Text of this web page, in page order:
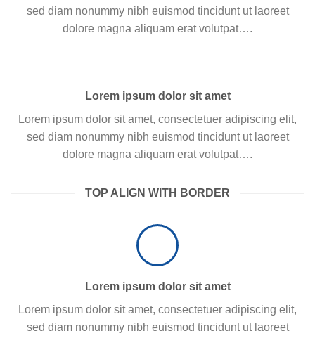
sed diam nonummy nibh euismod tincidunt ut laoreet
dolore magna aliquam erat volutpat….
Lorem ipsum dolor sit amet
Lorem ipsum dolor sit amet, consectetuer adipiscing elit,
sed diam nonummy nibh euismod tincidunt ut laoreet
dolore magna aliquam erat volutpat….
TOP ALIGN WITH BORDER
Lorem ipsum dolor sit amet
Lorem ipsum dolor sit amet, consectetuer adipiscing elit,
sed diam nonummy nibh euismod tincidunt ut laoreet